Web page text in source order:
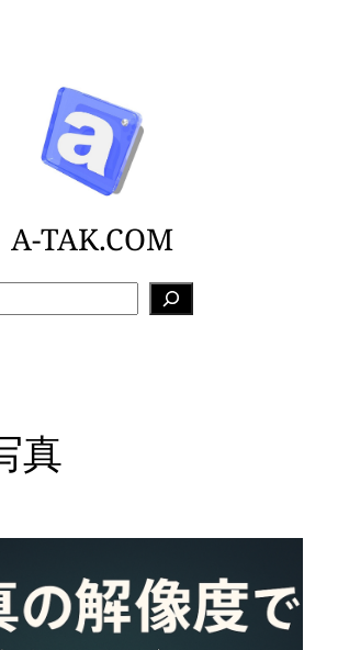
A-TAK.COM
真